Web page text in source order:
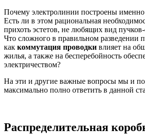
Почему электролинии построены
Есть ли в этом рациональная
прихоть эстетов, не любящих вид
Что сложного в правильном разведении
как коммутация проводки влияет на
жилья, а также на бесперебойность
электричеством?
На эти и другие важные вопросы мы и
максимально полно ответить в данной
Распределительная